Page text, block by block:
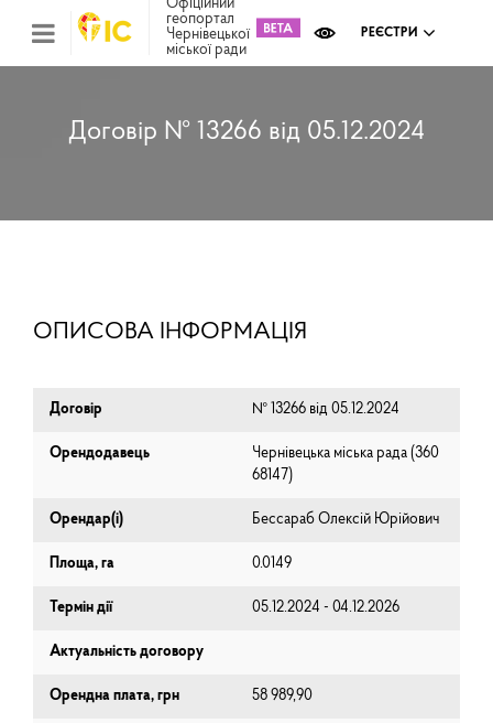
Офіційний
геопортал
Чернівецької
міської ради
РЕЄСТРИ
Договір № 13266 від 05.12.2024
ОПИСОВА ІНФОРМАЦІЯ
Договір № 13266 від 05.12.2024
Орендодавець
Чернівецька міська рада (⁨360
68147⁩)
Орендар(і) Бессараб Олексій Юрійович
Площа, га 0.0149
Термін дії 05.12.2024 - 04.12.2026
Актуальність договору
Орендна плата, грн 58 989,90